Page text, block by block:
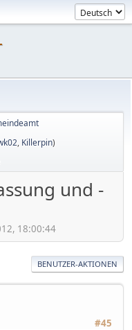
, Killerpin)
und -
18:00:44
BENUTZER-AKTIONEN
#45